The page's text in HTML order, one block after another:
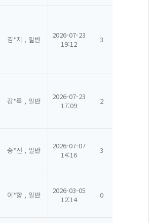
김*지 , 일반
2026-07-23
19:12
3
강*록 , 일반
2026-07-23
17:09
2
송*선 , 일반
2026-07-07
14:16
3
이*향 , 일반
2026-03-05
12:14
0